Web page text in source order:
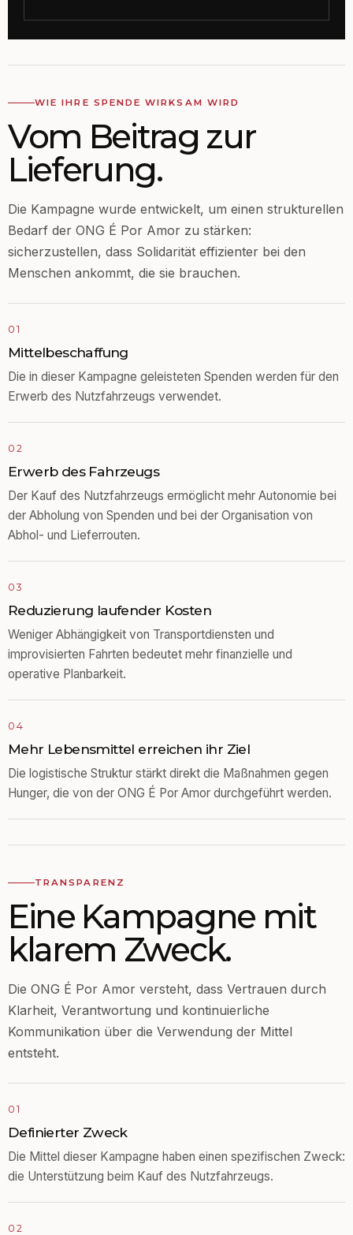
WIE IHRE SPENDE WIRKSAM WIRD
Vom Beitrag zur
Lieferung.
Die Kampagne wurde entwickelt, um einen strukturellen
Bedarf der ONG É Por Amor zu stärken:
sicherzustellen, dass Solidarität effizienter bei den
Menschen ankommt, die sie brauchen.
01
Mittelbeschaffung
Die in dieser Kampagne geleisteten Spenden werden für den
Erwerb des Nutzfahrzeugs verwendet.
02
Erwerb des Fahrzeugs
Der Kauf des Nutzfahrzeugs ermöglicht mehr Autonomie bei
der Abholung von Spenden und bei der Organisation von
Abhol- und Lieferrouten.
03
Reduzierung laufender Kosten
Weniger Abhängigkeit von Transportdiensten und
improvisierten Fahrten bedeutet mehr finanzielle und
operative Planbarkeit.
04
Mehr Lebensmittel erreichen ihr Ziel
Die logistische Struktur stärkt direkt die Maßnahmen gegen
Hunger, die von der ONG É Por Amor durchgeführt werden.
TRANSPARENZ
Eine Kampagne mit
klarem Zweck.
Die ONG É Por Amor versteht, dass Vertrauen durch
Klarheit, Verantwortung und kontinuierliche
Kommunikation über die Verwendung der Mittel
entsteht.
01
Definierter Zweck
Die Mittel dieser Kampagne haben einen spezifischen Zweck:
die Unterstützung beim Kauf des Nutzfahrzeugs.
02